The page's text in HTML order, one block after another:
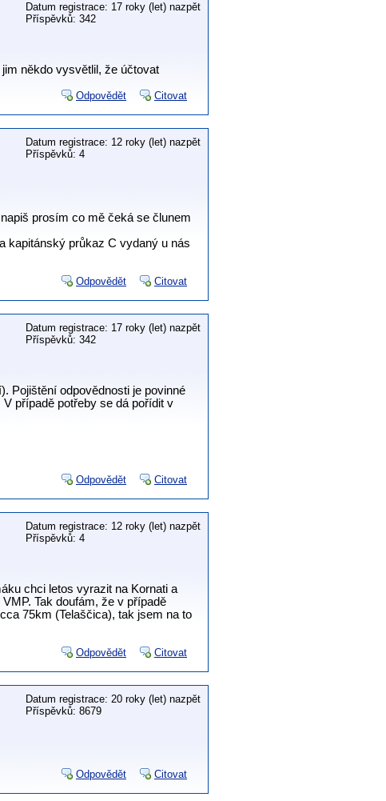
Datum registrace: 17 roky (let) nazpět
Příspěvků: 342
někdo vysvětlil, že účtovat
Odpovědět Citovat
Datum registrace: 12 roky (let) nazpět
Příspěvků: 4
prosím co mě čeká se člunem
kapitánský průkaz C vydaný u nás
Odpovědět Citovat
Datum registrace: 17 roky (let) nazpět
Příspěvků: 342
Pojištění odpovědnosti je povinné
případě potřeby se dá pořídit v
Odpovědět Citovat
Datum registrace: 12 roky (let) nazpět
Příspěvků: 4
chci letos vyrazit na Kornati a
Tak doufám, že v případě
75km (Telaščica), tak jsem na to
Odpovědět Citovat
Datum registrace: 20 roky (let) nazpět
Příspěvků: 8679
Odpovědět Citovat